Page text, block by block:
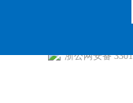
浙公网安备